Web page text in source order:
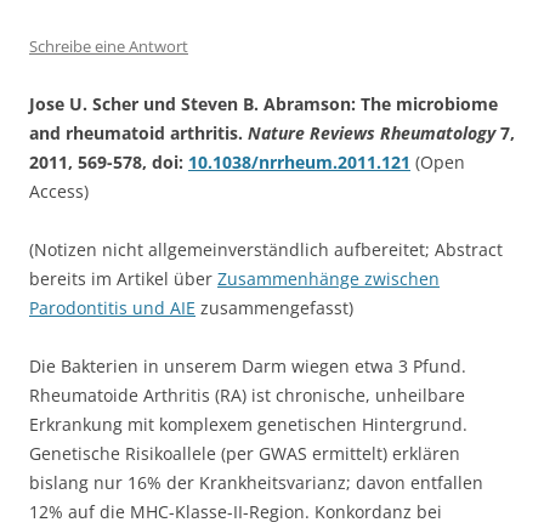
Schreibe eine Antwort
Jose U. Scher und Steven B. Abramson: The microbiome
and rheumatoid arthritis. Nature Reviews Rheumatology7,
2011, 569-578, doi: 10.1038/nrrheum.2011.121 (Open
Access)
(Notizen nicht allgemeinverständlich aufbereitet; Abstract
bereits im Artikel über Zusammenhänge zwischen
Parodontitis und AIE zusammengefasst)
Die Bakterien in unserem Darm wiegen etwa 3 Pfund.
Rheumatoide Arthritis (RA) ist chronische, unheilbare
Erkrankung mit komplexem genetischen Hintergrund.
Genetische Risikoallele (per GWAS ermittelt) erklären
bislang nur 16% der Krankheitsvarianz; davon entfallen
12% auf die MHC-Klasse-II-Region. Konkordanz bei